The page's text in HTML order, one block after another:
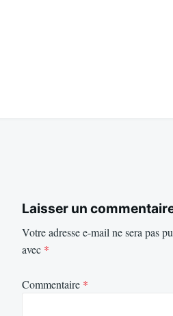
Laisser un
Votre adresse e-mail ne sera pas
avec *
Commentaire *